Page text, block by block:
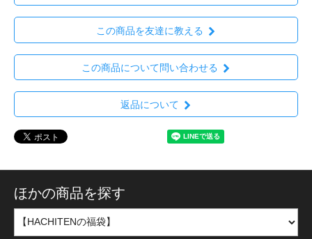
この商品を友達に教える
この商品について問い合わせる
返品について
ほかの商品を探す